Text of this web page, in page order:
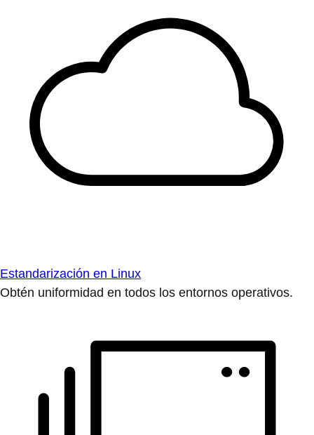
Estandarización en Linux
Obtén uniformidad en todos los entornos operativos.